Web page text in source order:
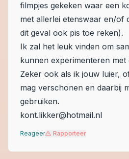
filmpjes gekeken waar een
met allerlei etenswaar en/of
dit geval ook pis toe reken).
Ik zal het leuk vinden om
kunnen experimenteren met
Zeker ook als ik jouw luier,
mag verschonen en daarbij
gebruiken.
kont.likker@hotmail.nl
Reageer Rapporteer